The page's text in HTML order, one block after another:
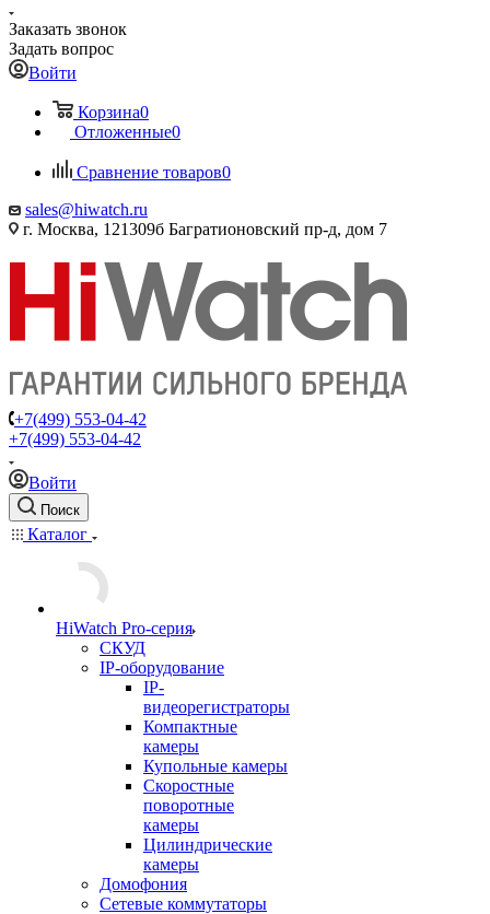
Заказать звонок
Задать вопрос
Войти
Корзина0
Отложенные0
Сравнение товаров0
sales@hiwatch.ru
г. Москва, 121309б Багратионовский пр-д, дом 7
+7(499) 553-04-42
+7(499) 553-04-42
Войти
Поиск
Каталог
HiWatch Pro-серия
CКУД
IP-оборудование
IP-
видеорегистраторы
Компактные
камеры
Купольные камеры
Скоростные
поворотные
камеры
Цилиндрические
камеры
Домофония
Сетевые коммутаторы